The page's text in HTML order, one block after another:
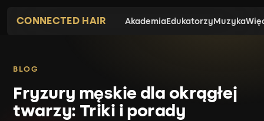
CONNECTED HAIR AkademiaEdukatorzyMuzyka
BLOG
Fryzury męskie dla okrągłej
twarzy: Triki i porady